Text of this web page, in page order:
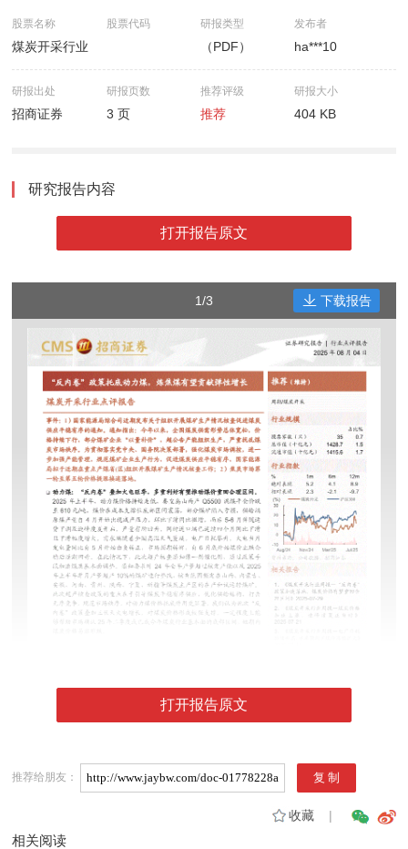
股票名称
煤炭开采行业
股票代码 研报类型
（PDF）
发布者
ha***10
研报出处
招商证券
研报页数
3 页
推荐评级
推荐
研报大小
404 KB
研究报告内容
打开报告原文
1/3 下载报告
打开报告原文
推荐给朋友：
收藏|
相关阅读